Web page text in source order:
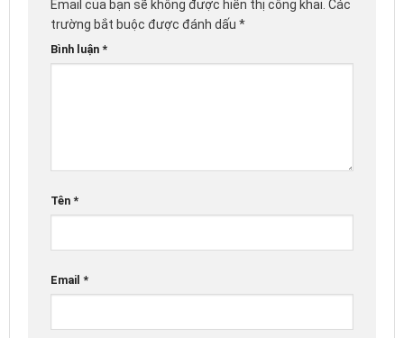
Email của bạn sẽ không được hiển thị công khai. Các
trường bắt buộc được đánh dấu *
Bình luận *
Tên *
Email *